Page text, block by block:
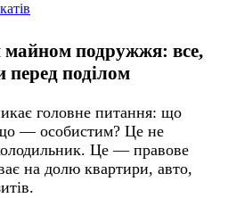
подружжя: все,
перед поділом
головне питання: що
— особистим? Це не
Це — правове
на долю квартири, авто,